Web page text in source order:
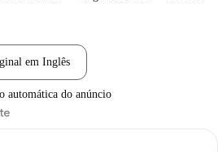
em Inglês
automática do anúncio